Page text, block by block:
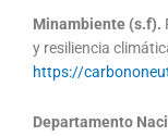
Minambiente (s.f).
y resiliencia
https://
Departamento